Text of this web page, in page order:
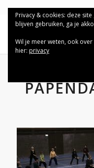
Privacy & cookies: deze
blijven gebruiken, ga je
Wil je meer weten, ook
hier: privacy